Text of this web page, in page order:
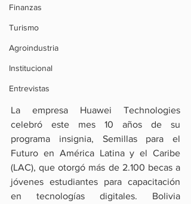
Finanzas
Turismo
Agroindustria
Institucional
Entrevistas
La empresa Huawei Technologies
celebró este mes 10 años de su
programa insignia, Semillas para el
Futuro en América Latina y el Caribe
(LAC), que otorgó más de 2.100 becas a
jóvenes estudiantes para capacitación
en tecnologías digitales. Bolivia